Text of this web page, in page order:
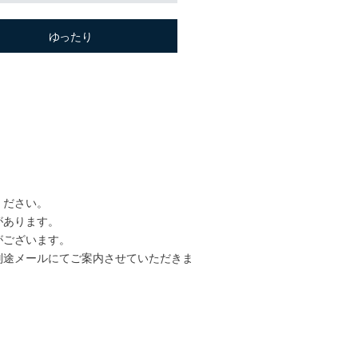
ゆったり
さい。
ります。
ざいます。
メールにてご案内させていただきま